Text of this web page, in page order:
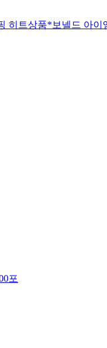
히트상품*보넬드 아이
포